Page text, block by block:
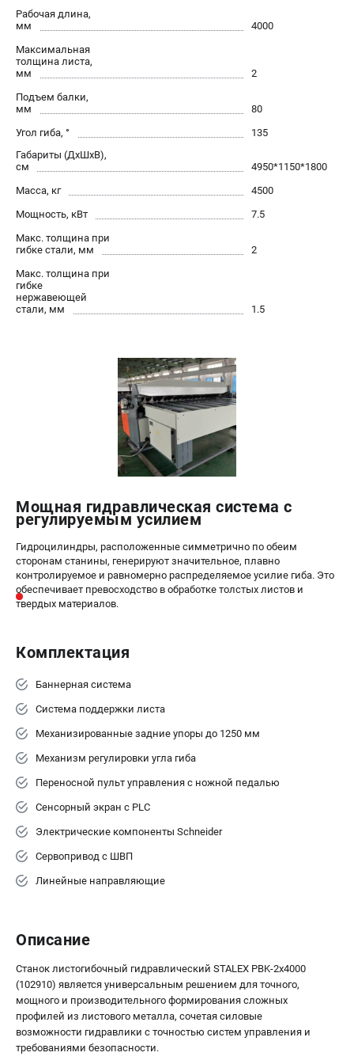
проспект Александровской Фермы, 29АЛ
Рабочая длина,
мм
4000
Максимальная
толщина листа,
мм
2
Подъем балки,
мм
80
Угол гиба, °
135
Габариты (ДхШхВ),
см
4950*1150*1800
Масса, кг
4500
Мощность, кВт
7.5
Макс. толщина при
гибке стали, мм
2
Макс. толщина при
гибке
нержавеющей
стали, мм
1.5
Мощная гидравлическая система с
регулируемым усилием
Гидроцилиндры, расположенные симметрично по обеим
сторонам станины, генерируют значительное, плавно
контролируемое и равномерно распределяемое усилие гиба. Это
обеспечивает превосходство в обработке толстых листов и
твердых материалов.
Комплектация
Баннерная система
Система поддержки листа
Механизированные задние упоры до 1250 мм
Механизм регулировки угла гиба
Переносной пульт управления с ножной педалью
Сенсорный экран с PLC
Электрические компоненты Schneider
Сервопривод с ШВП
Линейные направляющие
Описание
Станок листогибочный гидравлический STALEX PBK-2x4000
(102910) является универсальным решением для точного,
мощного и производительного формирования сложных
профилей из листового металла, сочетая силовые
возможности гидравлики с точностью систем управления и
требованиями безопасности.